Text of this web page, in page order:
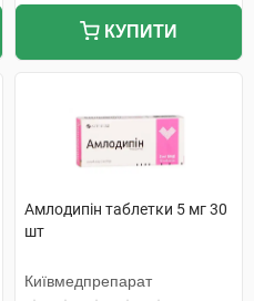
КУПИТИ
Амлодипін таблетки 5 мг 30
шт
Київмедпрепарат